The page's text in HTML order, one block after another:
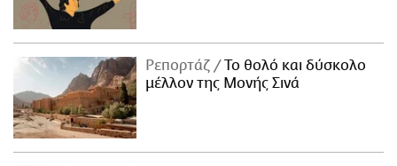
Ρεπορτάζ
Το θολό και δύσκολο
μέλλον της Μονής Σινά